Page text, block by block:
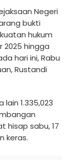
Negeri
bukti
hukum
2025 hingga
hari ini, Rabu
Rustandi
1.335,023
hisap sabu, 17
keras.